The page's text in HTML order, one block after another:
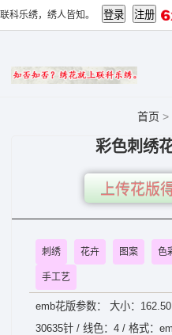
联科乐绣，绣人皆知。
首页 >
彩色刺绣
上传花版
刺绣 花卉 图案 色
手工艺
emb花版参数： 大小：
30635针 / 线色：4 / 格式：